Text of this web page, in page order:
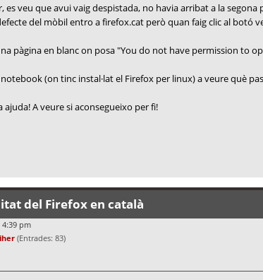
es veu que avui vaig despistada, no havia arribat a la
del mòbil entro a firefox.cat però quan faig clic al botó
pàgina en blanc on posa "You do not have permission to
(on tinc instal·lat el Firefox per linux) a veure què
ajuda! A veure si aconsegueixo per fi!
del Firefox en català
4:39 pm
(Entrades: 83)